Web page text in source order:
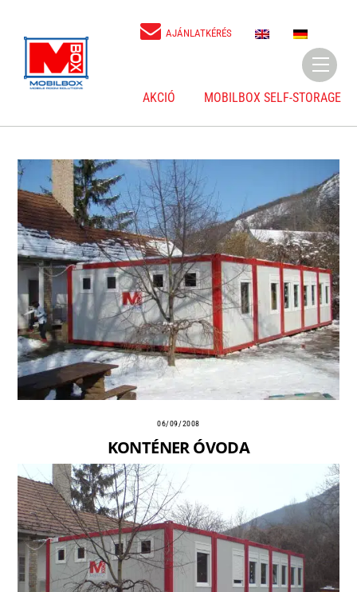
AJÁNLATKÉRÉS
E
D
Menu
AKCIÓ MOBILBOX SELF-STORAGE
06/09/2008
KONTÉNER ÓVODA